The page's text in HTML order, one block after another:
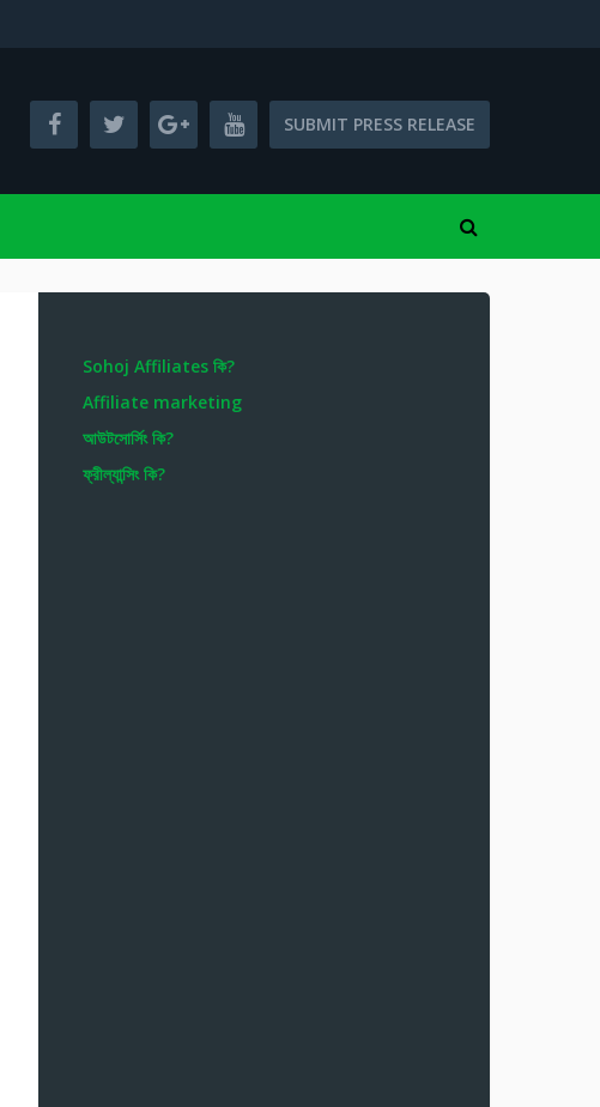
SUBMIT PRESS RELEASE
Sohoj Affiliates কি?
Affiliate marketing
আউটসোর্সিং কি?
ফ্রীল্যান্সিং কি?